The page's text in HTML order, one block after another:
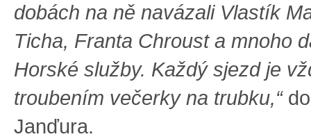
dobách na ně navázali Vlastík
Ticha, Franta Chroust a mnoho
Horské služby. Každý sjezd je
troubením večerky na trubku,“
Janďura.